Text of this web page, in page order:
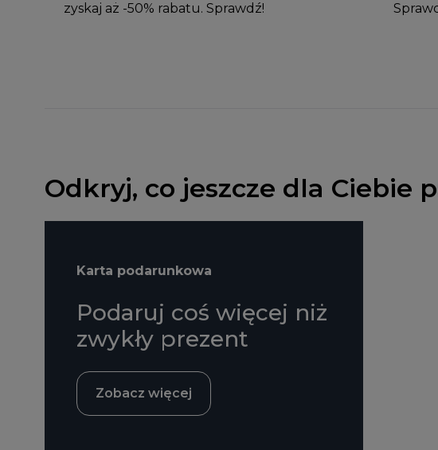
zyskaj aż -50% rabatu. Sprawdź!
Odkryj, co jeszcze dla Ciebie
Karta podarunkowa
Podaruj coś więcej niż
zwykły prezent
Zobacz więcej